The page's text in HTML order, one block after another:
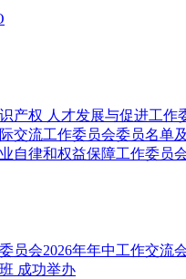
产权 人才发展与促进工作
交流工作委员会委员名单
自律和权益保障工作委员
员会2026年年中工作交流
成功举办